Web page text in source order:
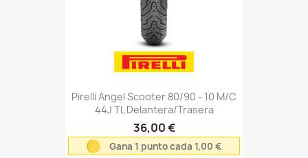
Pirelli Angel Scooter 80/90 - 10 M/C
44J TL Delantera/Trasera
36,00 €
Gana 1 punto cada 1,00 €